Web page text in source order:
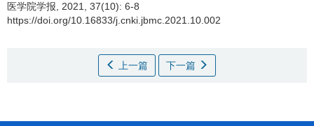
医学院学报, 2021, 37(10): 6-8
https://doi.org/10.16833/j.cnki.jbmc.2021.10.002
上一篇 下一篇